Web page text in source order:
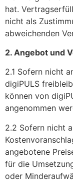
hat.
nicht als
abweichenden
2. Angebot und
2.1 Sofern nicht
digiPULS
können von
angenommen
2.2 Sofern nicht
angebotene
für die
oder